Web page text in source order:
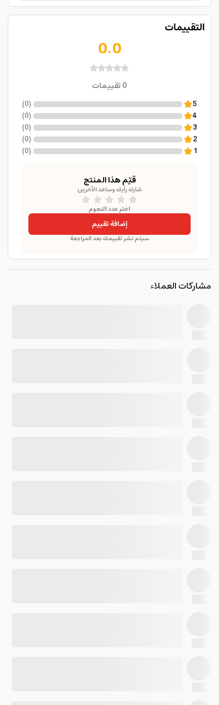
التقييمات
0.0
0تقييمات
5
(
0
)
4
(
0
)
3
(
0
)
2
(
0
)
1
(
0
)
قيّم هذا المنتج
شارك رأيك وساعد الآخرين
اختر عدد النجوم
إضافة تقييم
سيتم نشر تقييمك بعد المراجعة
مشاركات العملاء